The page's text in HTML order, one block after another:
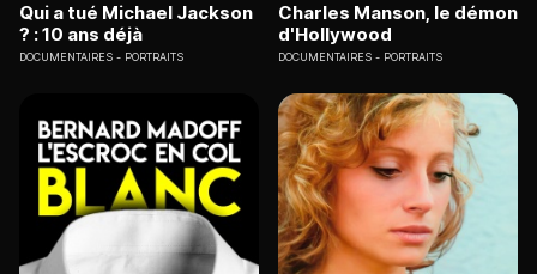
Qui a tué Michael Jackson
? : 10 ans déjà
DOCUMENTAIRES PORTRAITS
Charles Manson, le démon
d'Hollywood
DOCUMENTAIRES PORTRAITS